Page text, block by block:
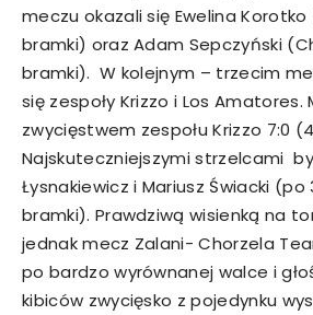
meczu okazali się Ewelina Korotko
bramki) oraz Adam Sepczyński
bramki). W kolejnym – trzecim
się zespoły Krizzo i Los Amatores.
zwycięstwem zespołu Krizzo 7:0
Najskuteczniejszymi strzelcami
Łysnakiewicz i Mariusz Świacki
bramki). Prawdziwą wisienką na
jednak mecz Zalani- Chorzela
po bardzo wyrównanej walce i
kibiców zwycięsko z pojedynku